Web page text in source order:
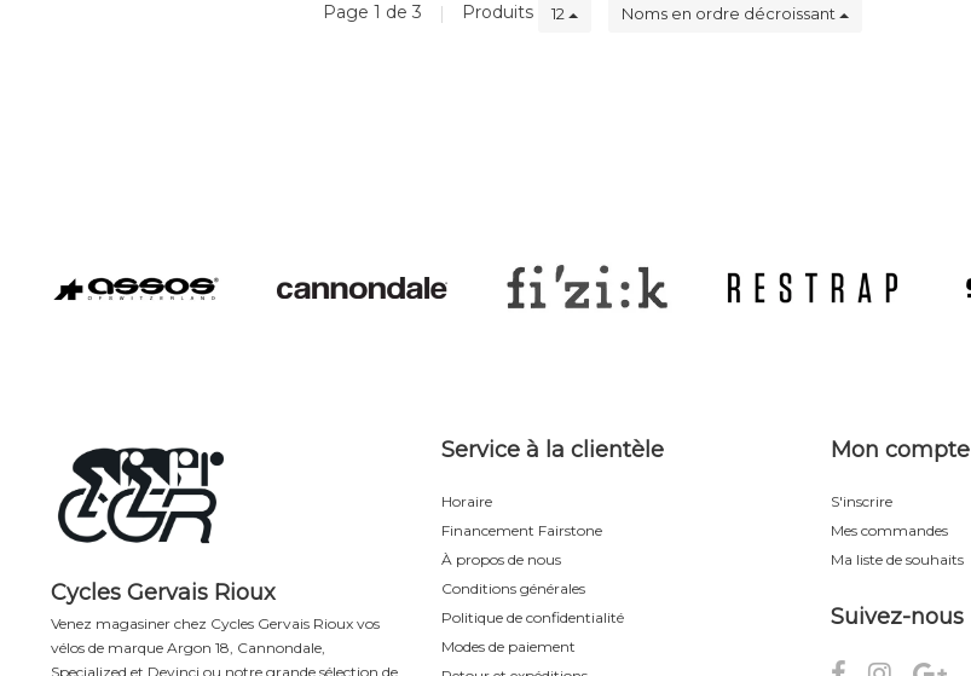
Page 1 de 3 | Produits 12 Noms en ordre décroissant
Cycles Gervais Rioux
Venez magasiner chez Cycles Gervais Rioux vos
vélos de marque Argon 18, Cannondale,
Specialized et Devinci ou notre grande sélection de
Service à la clientèle
Horaire
Financement Fairstone
À propos de nous
Conditions générales
Politique de confidentialité
Modes de paiement
Mon compte
S'inscrire
Mes commandes
Ma liste de souhaits
Suivez-nous